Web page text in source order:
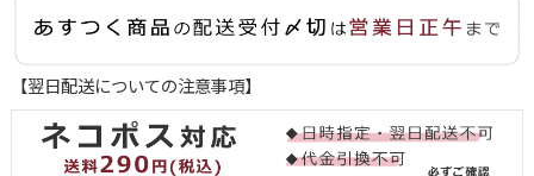
【翌日配送についての注意事項】